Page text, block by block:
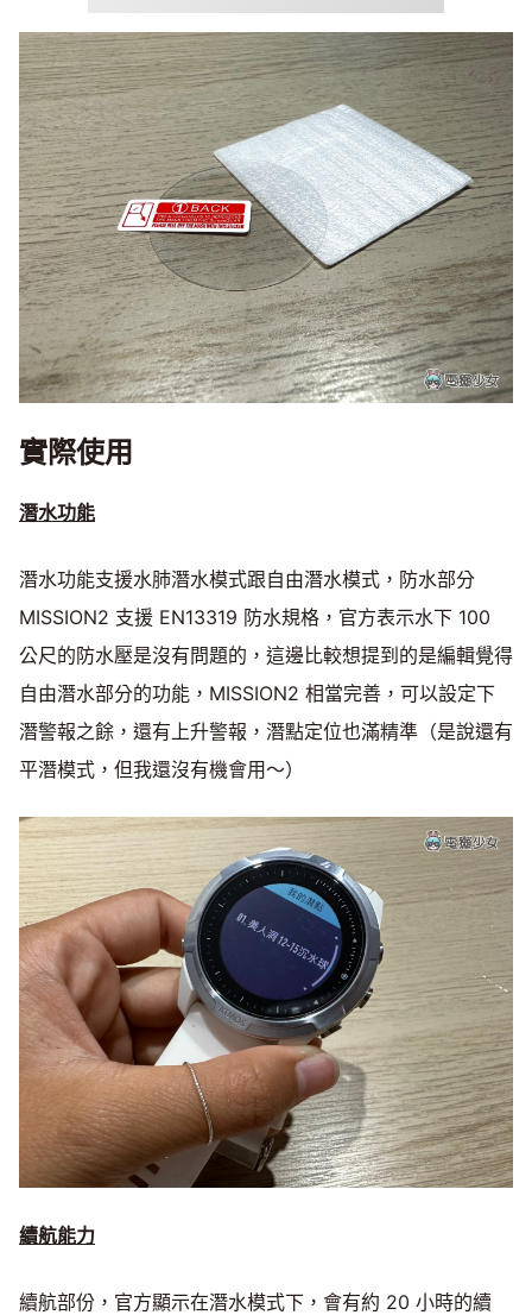
實際使用
潛水功能
潛水功能支援水肺潛水模式跟自由潛水模式，防水部分
MISSION2 支援 EN13319 防水規格，官方表示水下 100
公尺的防水壓是沒有問題的，這邊比較想提到的是編輯覺得
自由潛水部分的功能，MISSION2 相當完善，可以設定下
潛警報之餘，還有上升警報，潛點定位也滿精準（是說還有
平潛模式，但我還沒有機會用～）
續航能力
續航部份，官方顯示在潛水模式下，會有約 20 小時的續